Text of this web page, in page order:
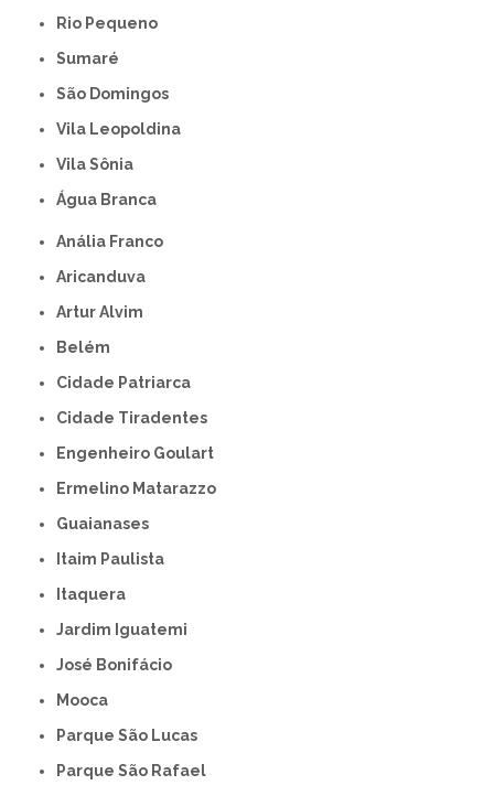
Rio Pequeno
Sumaré
São Domingos
Vila Leopoldina
Vila Sônia
Água Branca
Anália Franco
Aricanduva
Artur Alvim
Belém
Cidade Patriarca
Cidade Tiradentes
Engenheiro Goulart
Ermelino Matarazzo
Guaianases
Itaim Paulista
Itaquera
Jardim Iguatemi
José Bonifácio
Mooca
Parque São Lucas
Parque São Rafael